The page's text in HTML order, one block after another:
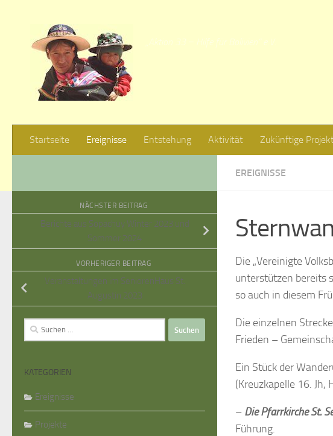
„Aktion 33 − Hilfe für Bolivien” e.V.
Startseite Ereignisse Entstehung Aktivität Zukünftige
EREIGNISSE
Die „Vereinigte
unterstützen bereits
so auch in diesem
Die einzelnen
Frieden –
Ein Stück der
(Kreuzkapelle 16. Jh,
– Die Pfarrkirche St.
Führung.
NÄCHSTER BEITRAG
Berichte aus Sopachuy Winter 2023 und
Sommer 2024
VORHERIGER BEITRAG
Veranstaltungen im SeniorenHaus St.
Augustin 2023
Suche
nach:
KATEGORIEN
Ereignisse
Projekte